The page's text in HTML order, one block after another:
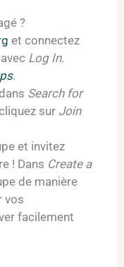
?
et connectez
Log In.
.
Search for
sur Join
et invitez
! Dans Create a
de manière
vos
facilement